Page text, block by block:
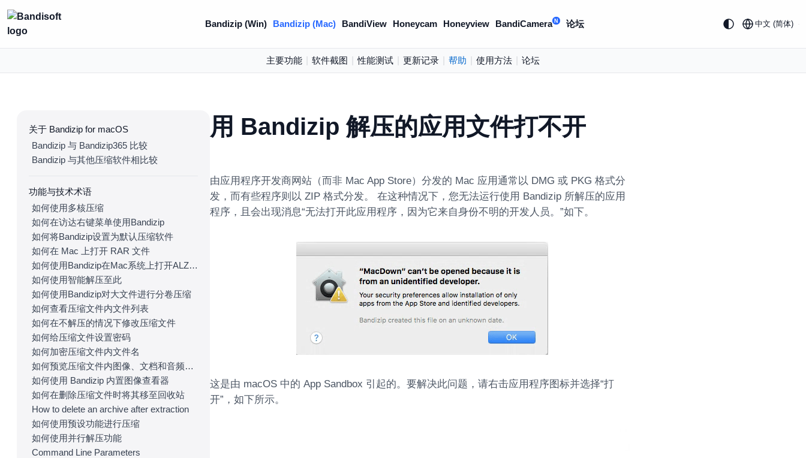
Bandizip (Win) Bandizip (Mac) BandiView Honeycam Honeyview BandiCamera N 论坛 中文 (简体)
主要功能 软件截图 性能测试 更新记录 帮助 使用方法 论坛
关于 Bandizip for macOS
Bandizip 与 Bandizip365 比较
Bandizip 与其他压缩软件相比较
功能与技术术语
如何使用多核压缩
如何在访达右键菜单使用Bandizip
如何将Bandizip设置为默认压缩软件
如何在 Mac 上打开 RAR 文件
如何使用Bandizip在Mac系统上打开ALZ和EGG文件
如何使用智能解压至此
如何使用Bandizip对大文件进行分卷压缩
如何查看压缩文件内文件列表
如何在不解压的情况下修改压缩文件
如何给压缩文件设置密码
如何加密压缩文件内文件名
如何预览压缩文件内图像、文档和音频文件
如何使用 Bandizip 内置图像查看器
如何在删除压缩文件时将其移至回收站
How to delete an archive after extraction
如何使用预设功能进行压缩
如何使用并行解压功能
Command Line Parameters
用 Bandizip 解压的应用文件打不开
由应用程序开发商网站（而非 Mac App Store）分发的 Mac 应用通常以 DMG 或 PKG 格式分
发，而有些程序则以 ZIP 格式分发。 在这种情况下，您无法运行使用 Bandizip 所解压的应用
程序，且会出现消息“无法打开此应用程序，因为它来自身份不明的开发人员。”如下。
这是由 macOS 中的 App Sandbox 引起的。要解决此问题，请右击应用程序图标并选择“打
开”，如下所示。